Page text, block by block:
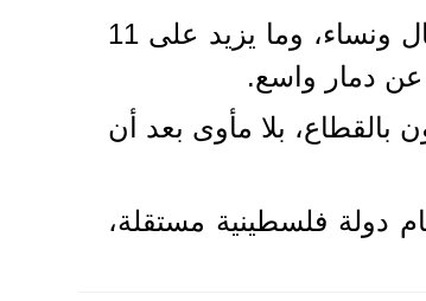
وخلفت الإبادة، بدعم أمريكي، أكثر من 179 ألف فلسطيني بين قتيل وجريح معظمهم أطفال ونساء، وما يزيد على 11
عن دمار واسع.
غزة منذ 18 عاما، وبات نحو 1.5 مليون فلسطيني من أصل حوالي 2.4 مليون بالقطاع، بلا مأوى بعد أن
دولة فلسطينية مستقلة،